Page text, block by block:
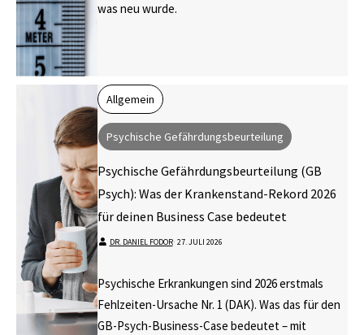
was neu wurde.
Allgemein
Psychische Gefährdungsbeurteilung
Psychische Gefährdungsbeurteilung (GB
Psych): Was der Krankenstand-Rekord 2026
für deinen Business Case bedeutet
DR. DANIEL FODOR⋅ 27. JULI 2026
Psychische Erkrankungen sind 2026 erstmals
Fehlzeiten-Ursache Nr. 1 (DAK). Was das für den
GB-Psych-Business-Case bedeutet – mit